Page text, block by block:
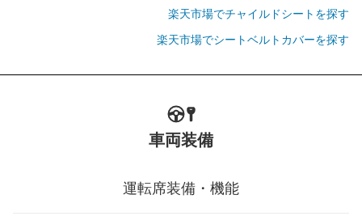
楽天市場でチャイルドシートを探す
楽天市場でシートベルトカバーを探す
車両装備
運転席装備・機能